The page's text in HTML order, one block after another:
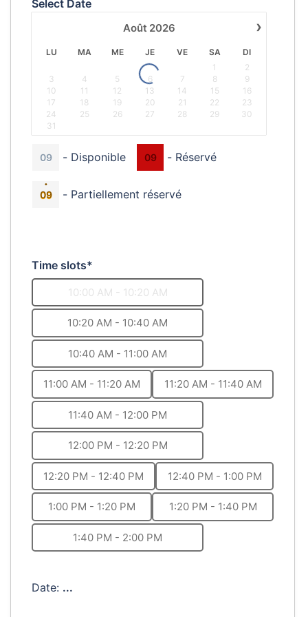
Select Date
›
Août 2026
LU MA ME JE VE SA
DI
1
2
3
4 5 6 7 8
9
10
11 12 13 14 15
16
17
18 19 20 21 22
23
24
25 26 27 28 29
30
31
09 - Disponible 09 - Réservé
·
09 - Partiellement réservé
Time slots*
10:00 AM - 10:20 AM
10:20 AM - 10:40 AM
10:40 AM - 11:00 AM
11:00 AM - 11:20 AM 11:20 AM - 11:40 AM
11:40 AM - 12:00 PM
12:00 PM - 12:20 PM
12:20 PM - 12:40 PM 12:40 PM - 1:00 PM
1:00 PM - 1:20 PM 1:20 PM - 1:40 PM
1:40 PM - 2:00 PM
Date: ...